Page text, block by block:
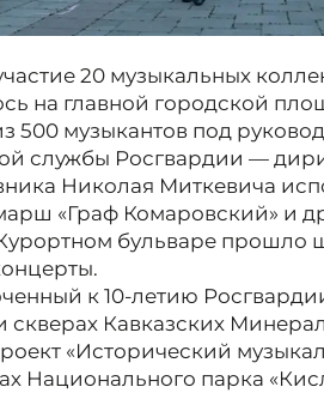
20 музыкальных
на главной городской
500 музыкантов под
службы Росгвардии —
Николая Миткевича
«Граф Комаровский» и
бульваре прошло
к 10-летию
скверах Кавказских
«Исторический
Национального парка